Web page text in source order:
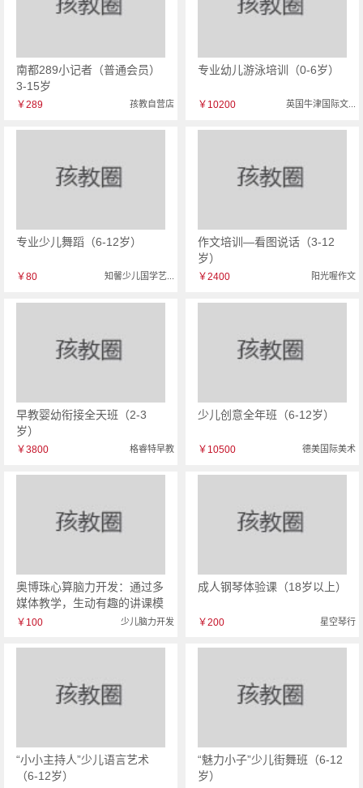
南都289小记者（普通会员）
3-15岁
￥289 孩教自营店
专业幼儿游泳培训（0-6岁）
￥10200 英国牛津国际文...
专业少儿舞蹈（6-12岁）
￥80 知馨少儿国学艺...
作文培训—看图说话（3-12
岁）
￥2400 阳光喔作文
早教婴幼衔接全天班（2-3
岁）
￥3800 格睿特早教
少儿创意全年班（6-12岁）
￥10500 德美国际美术
奥博珠心算脑力开发：通过多
媒体教学，生动有趣的讲课模
式...
￥100 少儿脑力开发
成人钢琴体验课（18岁以上）
￥200 星空琴行
“小小主持人”少儿语言艺术
（6-12岁）
“魅力小子”少儿街舞班（6-12
岁）